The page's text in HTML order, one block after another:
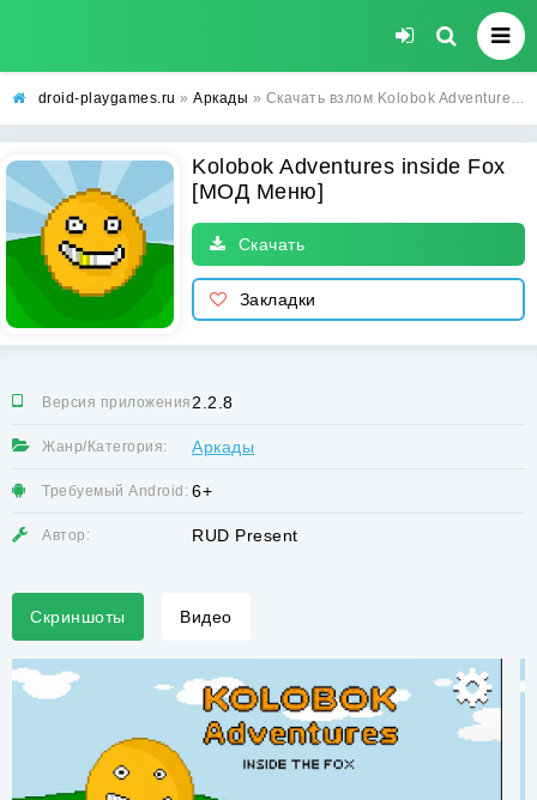
droid-playgames.ru » Аркады » Скачать взлом Kolobok Adventures inside Fox [МОД Меню] - последняя версия apk на Андроид
Kolobok Adventures inside Fox
[МОД Меню]
Скачать
Закладки
Версия приложения:2.2.8
Жанр/Категория: Аркады
Требуемый Android: 6+
Автор: RUD Present
Скриншоты Видео